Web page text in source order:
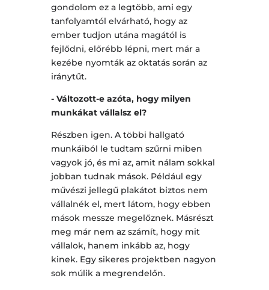
gondolom ez a legtöbb, ami egy
tanfolyamtól elvárható, hogy az
ember tudjon utána magától is
fejlődni, előrébb lépni, mert már a
kezébe nyomták az oktatás során az
iránytűt.
- Változott-e azóta, hogy milyen
munkákat vállalsz el?
Részben igen. A többi hallgató
munkáiból le tudtam szűrni miben
vagyok jó, és mi az, amit nálam sokkal
jobban tudnak mások. Például egy
művészi jellegű plakátot biztos nem
vállalnék el, mert látom, hogy ebben
mások messze megelőznek. Másrészt
meg már nem az számít, hogy mit
vállalok, hanem inkább az, hogy
kinek. Egy sikeres projektben nagyon
sok múlik a megrendelőn.